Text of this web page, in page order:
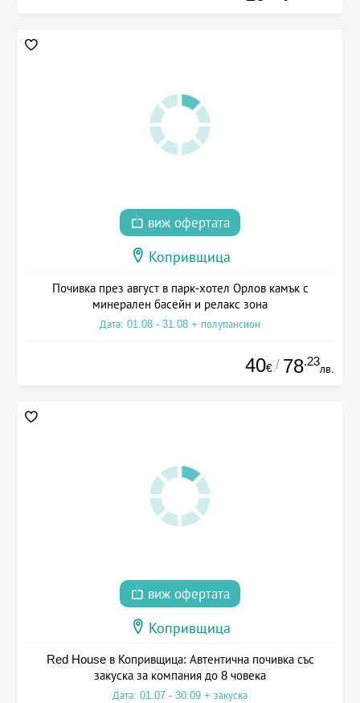
виж офертата
Копривщица
Почивка през август в парк-хотел Орлов камък с
минерален басейн и релакс зона
Дата: 01.08 - 31.08 + полупансион
40€ / 78.23
лв.
виж офертата
Копривщица
Red House в Копривщица: Автентична почивка със
закуска за компания до 8 човека
Дата: 01.07 - 30.09 + закуска